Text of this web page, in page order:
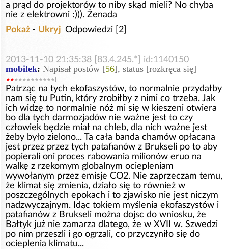
a prąd do projektorów to niby skąd mieli? No chyba
nie z elektrowni :))). Żenada
Pokaż - Ukryj Odpowiedzi [2]
2013-11-10 21:35:38 [83.4.245.*] id:1140150
mobilek: Napisał postów [56], status [rozkręca się]
Patrząc na tych ekofaszystów, to normalnie przydałby
nam się tu Putin, który zrobiłby z nimi co trzeba. Jak
ich widzę to normalnie nóż mi się w kieszeni otwiera
bo dla tych darmozjadów nie ważne jest to czy
człowiek będzie miał na chleb, dla nich ważne jest
żeby było zielono... Ta cała banda chamów opłacana
jest przez przez tych patafianów z Brukseli po to aby
popierali oni proces rabowania milionów eruo na
walkę z rzekomym globalnym ociepleniam
wywołanym przez emisje CO2. Nie zaprzeczam temu,
że klimat się zmienia, działo się to również w
poszczególnych epokach i to zjawisko nie jest niczym
nadzwyczajnym. Idąc tokiem myślenia ekofaszystów i
patafianów z Brukseli można dojsc do wniosku, że
Bałtyk już nie zamarza dlatego, że w XVII w. Szwedzi
po nim przeszli i go ogrzali, co przyczyniło się do
ocieplenia klimatu...